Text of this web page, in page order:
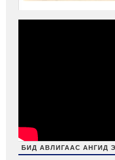
БИД АВЛИГААС АНГИД